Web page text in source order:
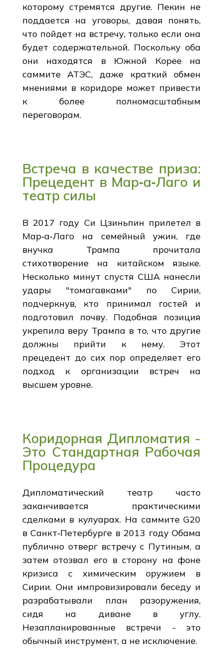
которому стремятся другие. Пекин не
поддается на уговоры, давая понять,
что пойдет на встречу, только если она
будет содержательной. Поскольку оба
они находятся в Южной Корее на
саммите АТЭС, даже краткий обмен
мнениями в коридоре может привести
к более полномасштабным
переговорам.
Встреча в качестве приза:
Прецедент в Мар‑а‑Лаго и
театр силы
В 2017 году Си Цзиньпин прилетел в
Мар‑а‑Лаго на семейный ужин, где
внучка Трампа прочитала
стихотворение на китайском языке.
Несколько минут спустя США нанесли
удары "томагавками" по Сирии,
подчеркнув, кто принимал гостей и
подготовил почву. Подобная позиция
укрепила веру Трампа в то, что другие
должны прийти к нему. Этот
прецедент до сих пор определяет его
подход к организации встреч на
высшем уровне.
Коридорная Дипломатия -
Это Стандартная Рабочая
Процедура
Дипломатический театр часто
заканчивается практическими
сделками в кулуарах. На саммите G20
в Санкт‑Петербурге в 2013 году Обама
публично отверг встречу с Путиным, а
затем отозвал его в сторону на фоне
кризиса с химическим оружием в
Сирии. Они импровизировали беседу и
разрабатывали план разоружения,
сидя на диване в углу.
Незапланированные встречи - это
обычный инструмент, а не исключение.